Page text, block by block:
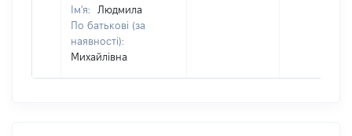
Ім'я:
Людмила
По батькові (за
наявності):
Михайлівна